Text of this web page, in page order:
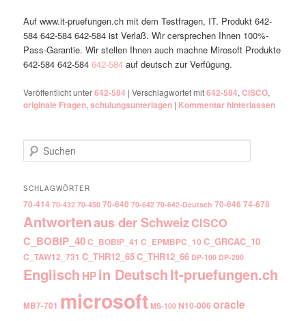
Auf www.it-pruefungen.ch mit dem Testfragen, IT. Produkt 642-
584 642-584 642-584 ist Verlaß. Wir cersprechen Ihnen 100%-
Pass-Garantie. Wir stellen Ihnen auch machne Mirosoft Produkte
642-584 642-584642-584 auf deutsch zur Verfügung.
Veröffentlicht unter642-584 |Verschlagwortet mit642-584,CISCO,
originale Fragen,schulungsunterlagen | Kommentar hinterlassen
Suchen
SCHLAGWÖRTER
70-414 70-432 70-450 70-640 70-642 70-642-Deutsch 70-646 74-678
Antwortenaus der SchweizCISCO
C_BOBIP_40C_BOBIP_41 C_EPMBPC_10 C_GRCAC_10
C_TAW12_731 C_THR12_65C_THR12_66 DP-100 DP-200
Englisch HPin DeutschIt-pruefungen.ch
MB7-701 microsoft MS-100 N10-006 oracle